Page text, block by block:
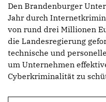
Den Brandenburger
Jahr durch
von rund drei Millionen
die Landesregierung
technische und
um Unternehmen
Cyberkriminalität zu